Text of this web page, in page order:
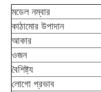
মডেল নম্বার
কাঠামোর উপাদান
আকার
ওজন
বৈশিষ্ট্য
লোগো প্রভাব